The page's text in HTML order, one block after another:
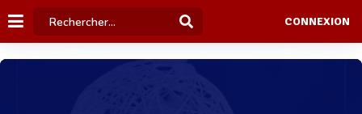
CONNEXION